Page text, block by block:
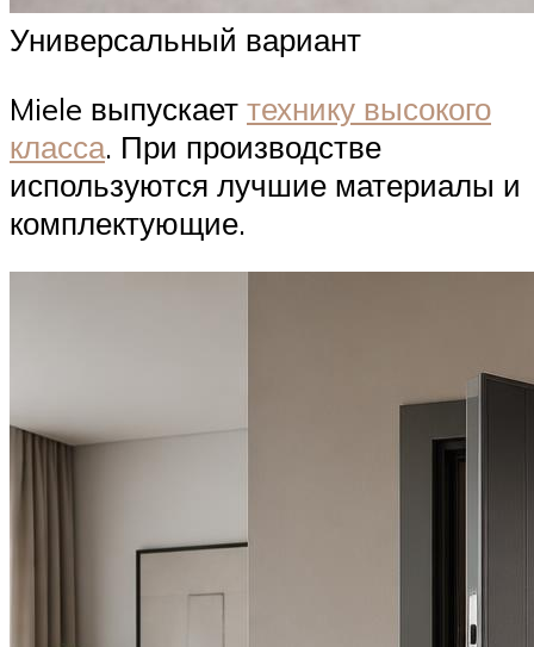
Универсальный вариант
Miele выпускает технику высокого
класса. При производстве
используются лучшие материалы и
комплектующие.